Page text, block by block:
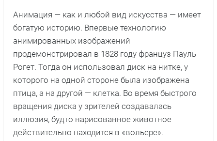
Анимация — как и любой вид искусства — имеет
богатую историю. Впервые технологию
анимированных изображений
продемонстрировал в 1828 году француз Пауль
Рогет. Тогда он использовал диск на нитке, у
которого на одной стороне была изображена
птица, а на другой — клетка. Во время быстрого
вращения диска у зрителей создавалась
иллюзия, будто нарисованное животное
действительно находится в «вольере».